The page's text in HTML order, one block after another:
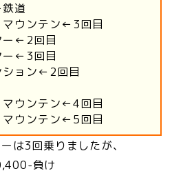
道
ウンテン←3回目
ー←2回目
ー←3回目
ション←2回目
ウンテン←4回目
ウンテン←5回目
は3回乗りましたが、
負け